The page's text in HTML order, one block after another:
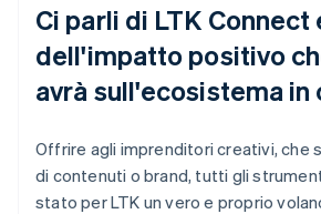
Ci parli di LTK Connect
dell'impatto positivo
avrà sull'ecosistema in
Offrire agli imprenditori creativi, che
di contenuti o brand, tutti gli
stato per LTK un vero e proprio